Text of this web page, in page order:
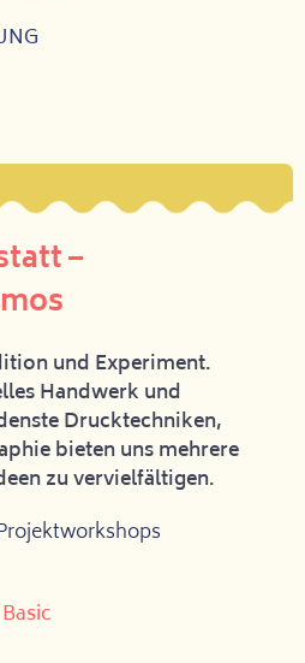
–
und Experiment.
Handwerk und
Drucktechniken,
bieten uns mehrere
zu vervielfältigen.